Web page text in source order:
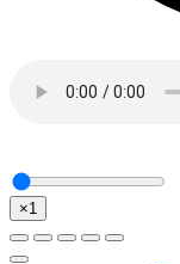
×1